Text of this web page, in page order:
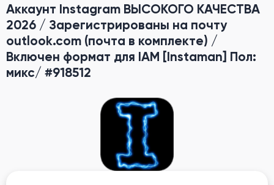
Аккаунт Instagram ВЫСОКОГО КАЧЕСТВА
2026 / Зарегистрированы на почту
outlook.com (почта в комплекте) /
Включен формат для IAM [Instaman] Пол:
микс/ #918512